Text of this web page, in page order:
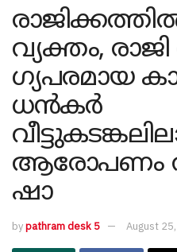
വ്യക്തം,
ഗ്യപരമായ
ധൻകർ
ആരോപണം
ഷാ
bypathram desk 5 August